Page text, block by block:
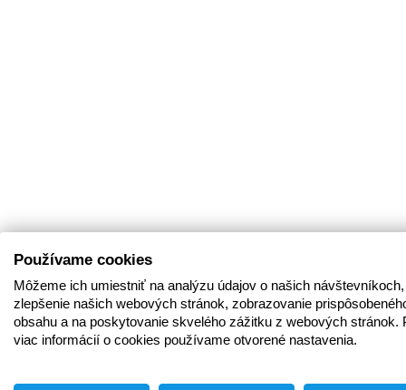
Používame cookies
Môžeme ich umiestniť na analýzu údajov o našich
zlepšenie našich webových stránok, zobrazovanie
obsahu a na poskytovanie skvelého zážitku z webových stránok.
viac informácií o cookies používame otvorené nastavenia.